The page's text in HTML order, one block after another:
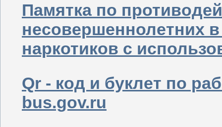
Памятка по
несовершеннолетних
наркотиков с
Qr - код и буклет по
bus.gov.ru